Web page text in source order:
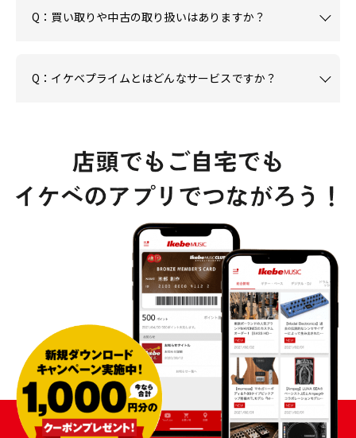
Q：買い取りや中古の取り扱いはありますか？
Q：イケベプライムとはどんなサービスですか？